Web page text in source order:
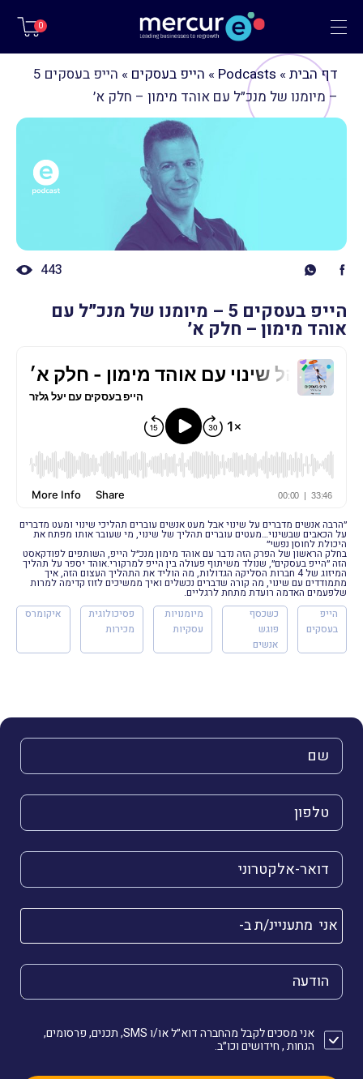
תפריט 0
דף הבית »
Podcasts
» הייפ בעסקים »
הייפ בעסקים 5
– מיומנו של מנכ״ל עם אוהד מימון – חלק א׳
443
הייפ בעסקים 5 – מיומנו של מנכ״ל עם
אוהד מימון – חלק א׳
״הרבה אנשים מדברים על שינוי אבל מעט אנשים עוברים תהליכי שינוי ומעט מדברים
על הכאבים שבשינוי…מעטים עוברים תהליך של שינוי, מי שעובר אותו מפתח את
היכולת לחוסן נפשי״
בחלק הראשון של הפרק הזה נדבר עם אוהד מימון מנכ״ל הייפ, השותפים לפודקאסט
הזה ״הייפ בעסקים״, שנולד משיתוף פעולה בין הייפ למרקורי.אוהד יספר על תהליך
המיזוג של 4 חברות הסליקה הגדולות, מה הוליד את התהליך העצום הזה, איך
מתמודדים עם שינוי, מה קורה שדברים נכשלים ואיך ממשיכים לזוז קדימה למרות
שלפעמים האדמה רועדת מתחת לרגליים.
הייפ
בעסקים
כשכסף
פוגש
אנשים
מיומנויות
עסקיות
פסיכולוגית
מכירות
איקומרס
השם שלך (חובה)
הטלפון שלך (חובה)
הדואר האלקטרוני שלך (חובה)
אני מתעניינ/ת ב-
הודעה
אני מסכים לקבל מהחברה דוא״ל או/ו SMS, תכנים, פרסומים,
הנחות , חידושים וכו״ב.